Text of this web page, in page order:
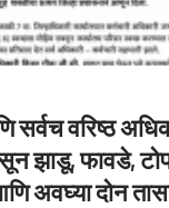
सर्वच वरिष्ठ
झाडू, फावडे,
अवघ्या दोन